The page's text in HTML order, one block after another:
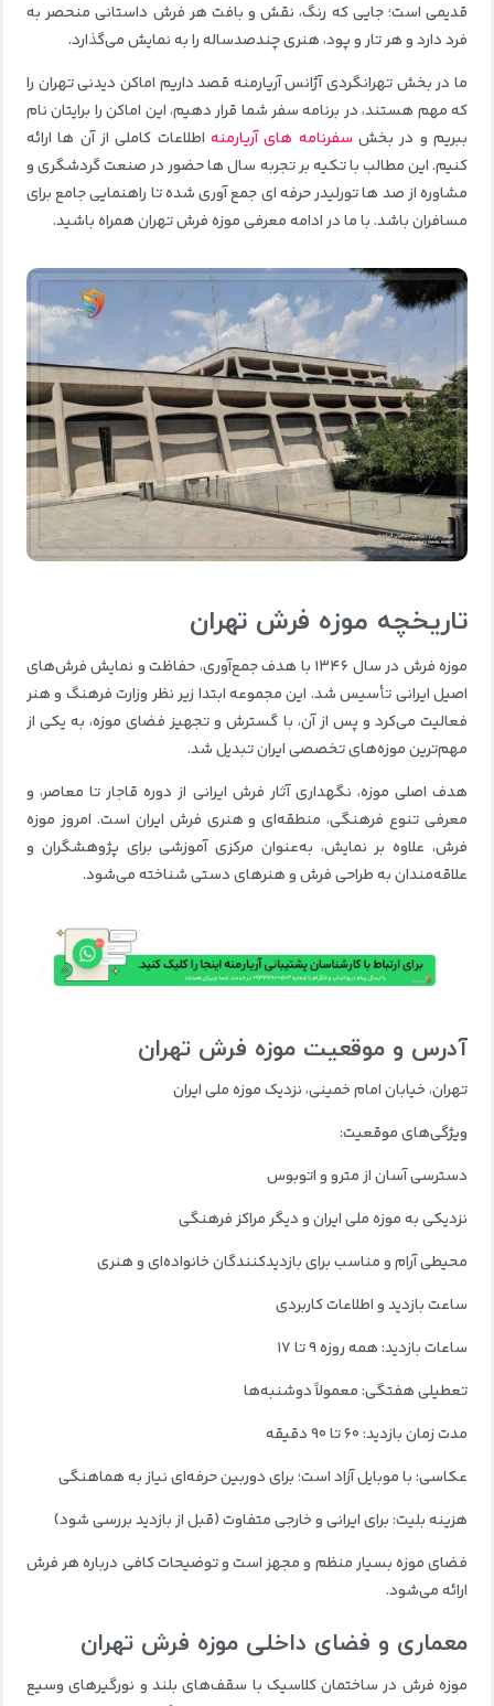
قدیمی است؛ جایی که رنگ، نقش و بافت هر فرش داستانی منحصر به‌
فرد دارد و هر تار و پود، هنری چندصدساله را به نمایش می‌گذارد.
ما در بخش تهرانگردی آژانس آریارمنه قصد داریم اماکن دیدنی تهران را
که مهم هستند، در برنامه سفر شما قرار دهیم، این اماکن را برایتان نام
ببریم و در بخش سفرنامه‌ های آریارمنه اطلاعات کاملی از آن‌ ها ارائه
کنیم. این مطالب با تکیه بر تجربه سال‌ ها حضور در صنعت گردشگری و
مشاوره از صد ها تورلیدر حرفه‌ ای جمع‌ آوری شده تا راهنمایی جامع برای
مسافران باشد. با ما در ادامه معرفی موزه فرش تهران همراه باشید.
تاریخچه موزه فرش تهران
موزه فرش در سال ۱۳۴۶ با هدف جمع‌آوری، حفاظت و نمایش فرش‌های
اصیل ایرانی تأسیس شد. این مجموعه ابتدا زیر نظر وزارت فرهنگ و هنر
فعالیت می‌کرد و پس از آن، با گسترش و تجهیز فضای موزه، به یکی از
مهم‌ترین موزه‌های تخصصی ایران تبدیل شد.
هدف اصلی موزه، نگهداری آثار فرش ایرانی از دوره قاجار تا معاصر، و
معرفی تنوع فرهنگی، منطقه‌ای و هنری فرش ایران است. امروز موزه
فرش، علاوه بر نمایش، به‌عنوان مرکزی آموزشی برای پژوهشگران و
علاقه‌مندان به طراحی فرش و هنرهای دستی شناخته می‌شود.
آدرس و موقعیت موزه فرش تهران
تهران، خیابان امام خمینی، نزدیک موزه ملی ایران
ویژگی‌های موقعیت:
دسترسی آسان از مترو و اتوبوس
نزدیکی به موزه ملی ایران و دیگر مراکز فرهنگی
محیطی آرام و مناسب برای بازدیدکنندگان خانواده‌ای و هنری
ساعت بازدید و اطلاعات کاربردی
ساعات بازدید: همه‌ روزه ۹ تا ۱۷
تعطیلی هفتگی: معمولاً دوشنبه‌ها
مدت زمان بازدید: ۶۰ تا ۹۰ دقیقه
عکاسی: با موبایل آزاد است؛ برای دوربین حرفه‌ای نیاز به هماهنگی
هزینه بلیت: برای ایرانی و خارجی متفاوت (قبل از بازدید بررسی شود)
فضای موزه بسیار منظم و مجهز است و توضیحات کافی درباره هر فرش
ارائه می‌شود.
معماری و فضای داخلی موزه فرش تهران
موزه فرش در ساختمان کلاسیک با سقف‌های بلند و نورگیرهای وسیع